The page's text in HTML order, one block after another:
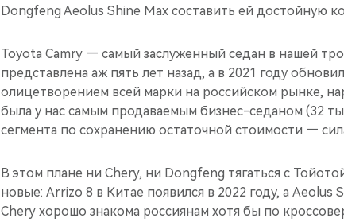
Dongfeng Aeolus Shine Max составить ей достойную
Toyota Camry — самый заслуженный седан в нашей
представлена аж пять лет назад, а в 2021 году
олицетворением всей марки на российском рынке,
была у нас самым продаваемым бизнес-седаном (32
сегмента по сохранению остаточной стоимости —
В этом плане ни Chery, ни Dongfeng тягаться с
новые: Arrizo 8 в Китае появился в 2022 году, а
Chery хорошо знакома россиянам хотя бы по